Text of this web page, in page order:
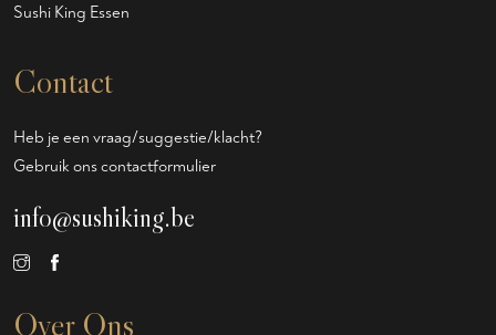
Sushi King Essen
Contact
Heb je een vraag/suggestie/klacht?
Gebruik ons contactformulier
info@sushiking.be
Over Ons